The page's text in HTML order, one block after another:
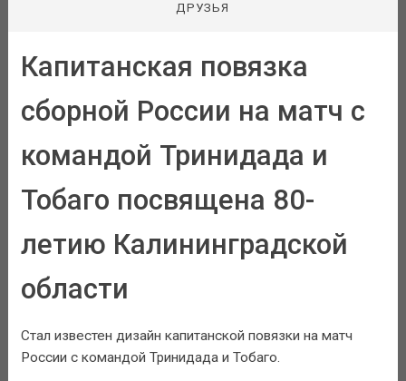
ДРУЗЬЯ
Капитанская повязка
сборной России на матч с
командой Тринидада и
Тобаго посвящена 80-
летию Калининградской
области
Стал известен дизайн капитанской повязки на матч
России с командой Тринидада и Тобаго.